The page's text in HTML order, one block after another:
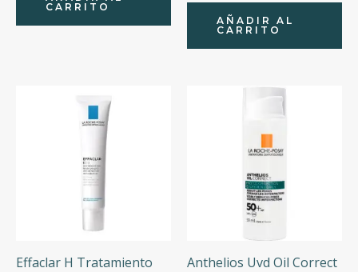
CARRITO
AÑADIR AL
CARRITO
Effaclar H Tratamiento
Anthelios Uvd Oil Correct